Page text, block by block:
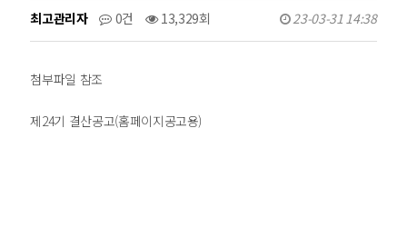
최고관리자 0건 13,329회 23-03-31 14:38
첨부파일 참조
제24기 결산공고(홈페이지공고용)